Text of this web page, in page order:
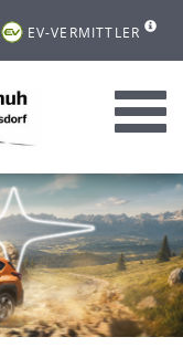
EV-VERMITTLER